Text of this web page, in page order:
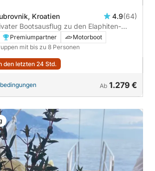
Kroatien 4.9(64)
Bootsausflug zu den Elaphiten-
Premiumpartner
Motorboot
mit bis zu 8 Personen
den letzten 24 Std.
Ab 1.279 €